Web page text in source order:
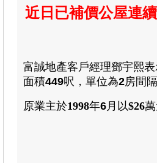
近日已補價公屋連
富誠地產客戶經理鄧宇熙表
面積449呎，單位為2房間
原業主於1998年6月以$26